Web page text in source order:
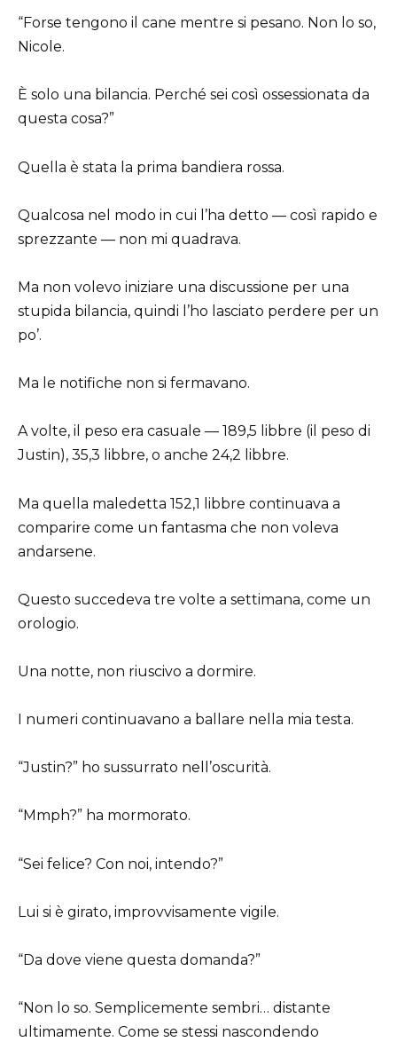
“Forse tengono il cane mentre si pesano. Non lo so,
Nicole.
È solo una bilancia. Perché sei così ossessionata da
questa cosa?”
Quella è stata la prima bandiera rossa.
Qualcosa nel modo in cui l’ha detto — così rapido e
sprezzante — non mi quadrava.
Ma non volevo iniziare una discussione per una
stupida bilancia, quindi l’ho lasciato perdere per un
po’.
Ma le notifiche non si fermavano.
A volte, il peso era casuale — 189,5 libbre (il peso di
Justin), 35,3 libbre, o anche 24,2 libbre.
Ma quella maledetta 152,1 libbre continuava a
comparire come un fantasma che non voleva
andarsene.
Questo succedeva tre volte a settimana, come un
orologio.
Una notte, non riuscivo a dormire.
I numeri continuavano a ballare nella mia testa.
“Justin?” ho sussurrato nell’oscurità.
“Mmph?” ha mormorato.
“Sei felice? Con noi, intendo?”
Lui si è girato, improvvisamente vigile.
“Da dove viene questa domanda?”
“Non lo so. Semplicemente sembri… distante
ultimamente. Come se stessi nascondendo